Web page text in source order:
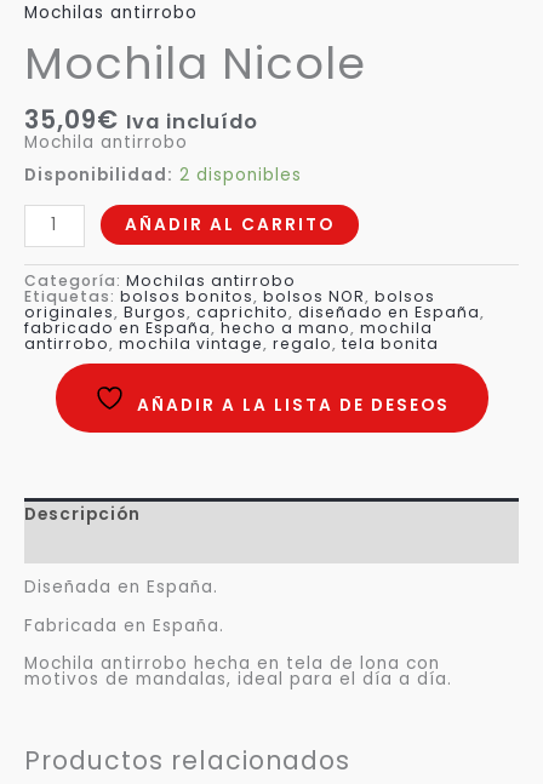
Mochilas antirrobo
Mochila Nicole
35,09€ Iva incluído
Mochila antirrobo
Disponibilidad: 2 disponibles
AÑADIR AL CARRITO
Categoría: Mochilas antirrobo
Etiquetas: bolsos bonitos, bolsos NOR, bolsos
originales, Burgos, caprichito, diseñado en España,
fabricado en España,hecho a mano, mochila
antirrobo, mochila vintage, regalo, tela bonita
AÑADIR A LA LISTA DE DESEOS
Descripción
Diseñada en España.
Fabricada en España.
Mochila antirrobo hecha en tela de lona con
motivos de mandalas, ideal para el día a día.
Productos relacionados